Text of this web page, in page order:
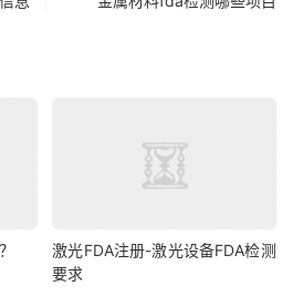
激光FDA注册-激光设备FDA检测
要求